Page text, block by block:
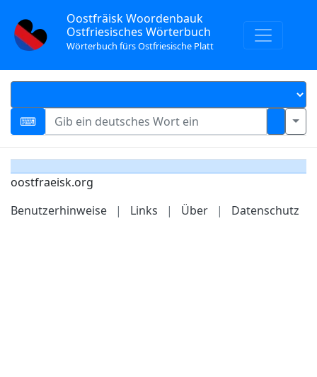
Oostfräisk Woordenbauk
Ostfriesisches Wörterbuch
Wörterbuch fürs Ostfriesische Platt
oostfraeisk.org
Benutzerhinweise
| Links | Über | Datenschutz